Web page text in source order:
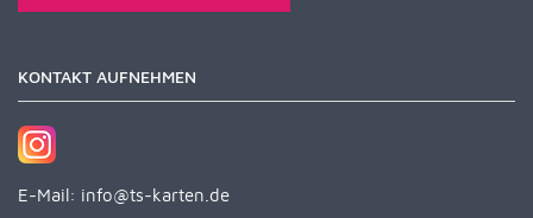
KONTAKT AUFNEHMEN
E-Mail: info@ts-karten.de